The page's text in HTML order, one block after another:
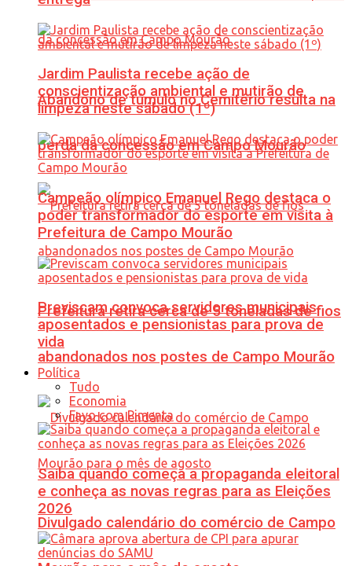
Abandono de túmulo no Cemitério resulta na
perda da concessão em Campo Mourão
Prefeitura retira cerca de 5 toneladas de fios
abandonados nos postes de Campo Mourão
Divulgado calendário do comércio de Campo
Jardim Paulista recebe ação de
conscientização ambiental e mutirão de
limpeza neste sábado (1º)
Campeão olímpico Emanuel Rego destaca o
poder transformador do esporte em visita à
Prefeitura de Campo Mourão
Previscam convoca servidores municipais
aposentados e pensionistas para prova de
vida
Política
Tudo
Economia
Favo com Pimenta
Saiba quando começa a propaganda eleitoral
e conheça as novas regras para as Eleições
2026